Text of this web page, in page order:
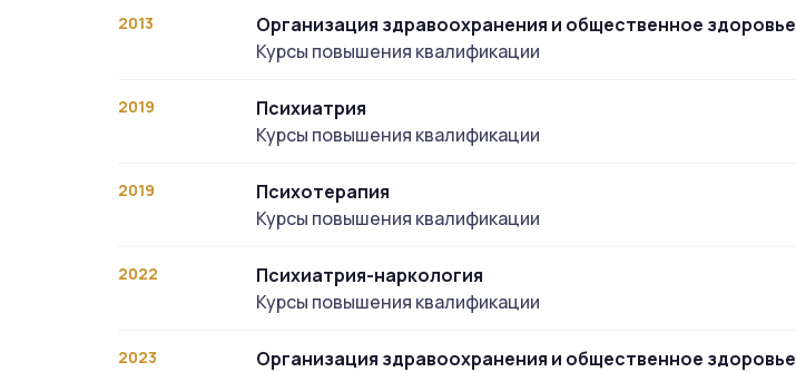
2013
Организация здравоохранения и общественное здоровье
Курсы повышения квалификации
2019
Психиатрия
Курсы повышения квалификации
2019
Психотерапия
Курсы повышения квалификации
2022
Психиатрия-наркология
Курсы повышения квалификации
2023
Организация здравоохранения и общественное здоровье